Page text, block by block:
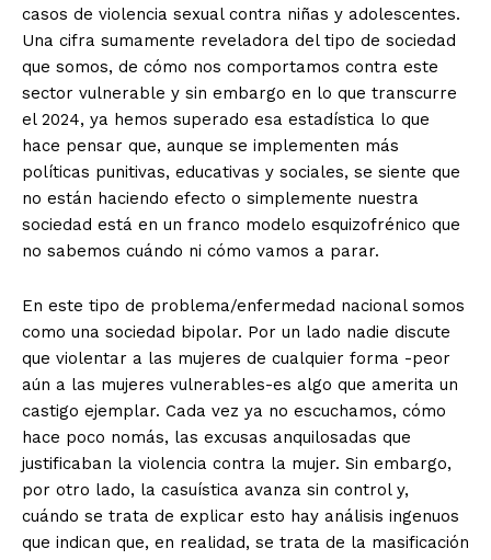
casos de violencia sexual contra niñas y adolescentes.
Una cifra sumamente reveladora del tipo de sociedad
que somos, de cómo nos comportamos contra este
sector vulnerable y sin embargo en lo que transcurre
el 2024, ya hemos superado esa estadística lo que
hace pensar que, aunque se implementen más
políticas punitivas, educativas y sociales, se siente que
no están haciendo efecto o simplemente nuestra
sociedad está en un franco modelo esquizofrénico que
no sabemos cuándo ni cómo vamos a parar.
En este tipo de problema/enfermedad nacional somos
como una sociedad bipolar. Por un lado nadie discute
que violentar a las mujeres de cualquier forma -peor
aún a las mujeres vulnerables-es algo que amerita un
castigo ejemplar. Cada vez ya no escuchamos, cómo
hace poco nomás, las excusas anquilosadas que
justificaban la violencia contra la mujer. Sin embargo,
por otro lado, la casuística avanza sin control y,
cuándo se trata de explicar esto hay análisis ingenuos
que indican que, en realidad, se trata de la masificación